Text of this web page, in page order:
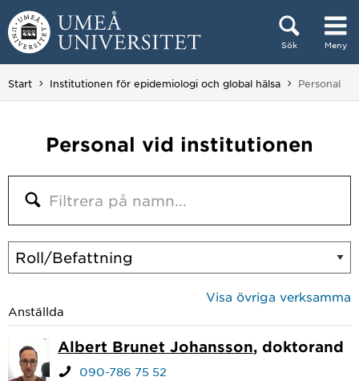
Hoppa direkt till innehållet
Sök Meny
Huvudmenyn dold.
Start Institutionen för epidemiologi och global hälsa Du är här:
Personal
Personal vid institutionen
Visa övriga verksamma
Anställda
Albert Brunet Johansson, doktorand
090-786 75 52